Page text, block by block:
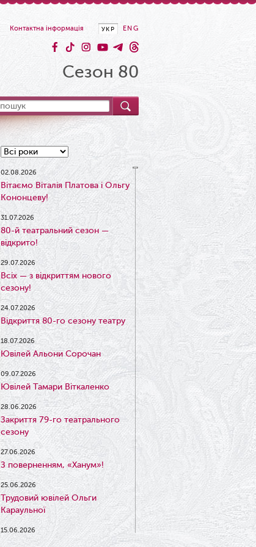
ENG
УКР
Контактна інформація
Сезон 80
02.08.2026
Вітаємо Віталія Платова і Ольгу
Кононцеву!
31.07.2026
80-й театральний сезон —
відкрито!
29.07.2026
Всіх — з відкриттям нового
сезону!
24.07.2026
Відкриття 80-го сезону театру
18.07.2026
Ювілей Альони Сорочан
09.07.2026
Ювілей Тамари Віткаленко
28.06.2026
Закриття 79-го театрального
сезону
27.06.2026
З поверненням, «Ханум»!
25.06.2026
Трудовий ювілей Ольги
Караульної
15.06.2026
Результати конкурсу